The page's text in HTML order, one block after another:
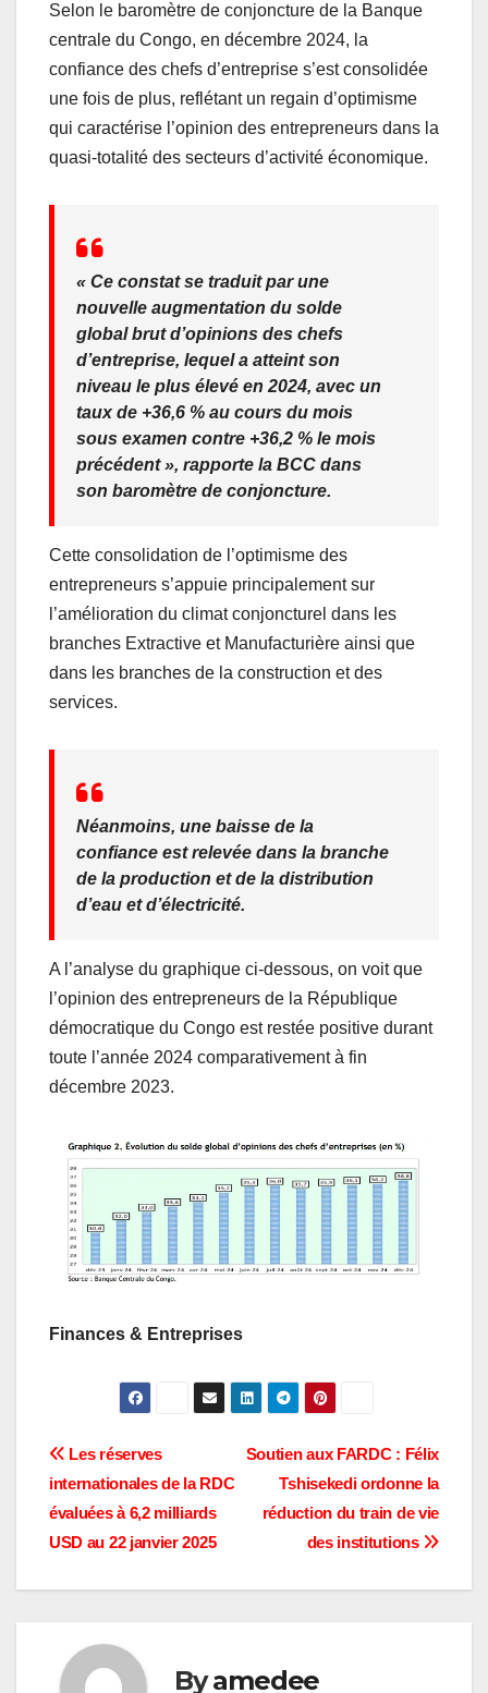
c
e
b
o
o
tt
er
ail at
s
A
p
p
ta
g
er
Selon le baromètre de conjoncture de la Banque
centrale du Congo, en décembre 2024, la
confiance des chefs d’entreprise s’est consolidée
une fois de plus, reflétant un regain d’optimisme
qui caractérise l’opinion des entrepreneurs dans la
quasi-totalité des secteurs d’activité économique.
« Ce constat se traduit par une
nouvelle augmentation du solde
global brut d’opinions des chefs
d’entreprise, lequel a atteint son
niveau le plus élevé en 2024, avec un
taux de +36,6 % au cours du mois
sous examen contre +36,2 % le mois
précédent », rapporte la BCC dans
son baromètre de conjoncture.
Cette consolidation de l’optimisme des
entrepreneurs s’appuie principalement sur
l’amélioration du climat conjoncturel dans les
branches Extractive et Manufacturière ainsi que
dans les branches de la construction et des
services.
Néanmoins, une baisse de la
confiance est relevée dans la branche
de la production et de la distribution
d’eau et d’électricité.
A l’analyse du graphique ci-dessous, on voit que
l’opinion des entrepreneurs de la République
démocratique du Congo est restée positive durant
toute l’année 2024 comparativement à fin
décembre 2023.
Finances & Entreprises
Navigation
de
l’article
Soutien aux FARDC : Félix
Tshisekedi ordonne la
réduction du train de vie
des institutions
Les réserves
internationales de la RDC
évaluées à 6,2 milliards
USD au 22 janvier 2025
Byamedee